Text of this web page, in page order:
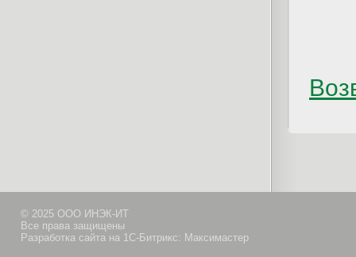
© 2025 ООО ИНЭК-ИТ
Все права защищены
Разработка сайта на 1С-Битрикс: Максимастер